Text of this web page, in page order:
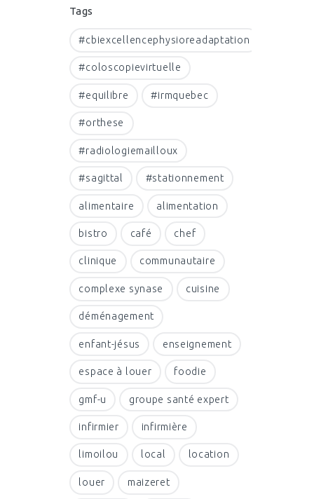
Tags
#cbiexcellencephysioreadaptation
#coloscopievirtuelle
#equilibre #irmquebec
#orthese
#radiologiemailloux
#sagittal #stationnement
alimentaire alimentation
bistro café chef
clinique communautaire
complexe synase cuisine
déménagement
enfant-jésus enseignement
espace à louer foodie
gmf-u groupe santé expert
infirmier infirmière
limoilou local location
louer maizeret